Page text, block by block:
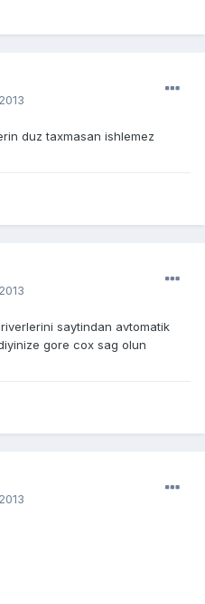
duz taxmasan ishlemez
saytindan avtomatik
gore cox sag olun